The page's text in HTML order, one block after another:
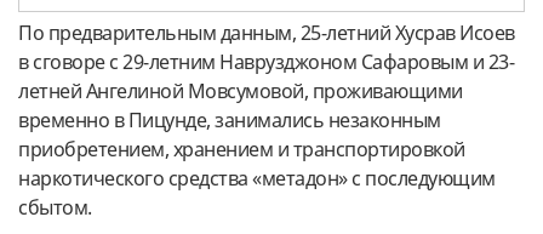
По предварительным данным, 25-летний Хусрав Исоев
в сговоре с 29-летним Наврузджоном Сафаровым и 23-
летней Ангелиной Мовсумовой, проживающими
временно в Пицунде, занимались незаконным
приобретением, хранением и транспортировкой
наркотического средства «метадон» с последующим
сбытом.